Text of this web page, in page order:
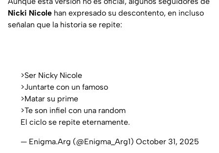
Nicki Nicole han expresado su descontento, en incluso
señalan que la historia se repite:
>Ser Nicky Nicole
>Juntarte con un famoso
>Matar su prime
>Te son infiel con una random
El ciclo se repite eternamente.
— Enigma.Arg (@Enigma_Arg1) October 31, 2025